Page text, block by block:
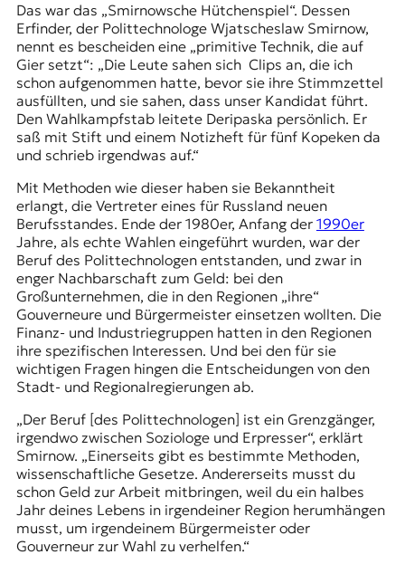
a
Das war das „Smirnowsche Hütchenspiel“. Dessen
Erfinder, der Polittechnologe Wjatscheslaw Smirnow,
nennt es bescheiden eine „primitive Technik, die auf
Gier setzt“: „Die Leute sahen sich Clips an, die ich
schon aufgenommen hatte, bevor sie ihre Stimmzettel
ausfüllten, und sie sahen, dass unser Kandidat führt.
Den Wahlkampfstab leitete Deripaska persönlich. Er
saß mit Stift und einem Notizheft für fünf Kopeken da
und schrieb irgendwas auf.“
Mit Methoden wie dieser haben sie Bekanntheit
erlangt, die Vertreter eines für Russland neuen
Berufsstandes. Ende der 1980er, Anfang der 1990er
Jahre, als echte Wahlen eingeführt wurden, war der
Beruf des Polittechnologen entstanden, und zwar in
enger Nachbarschaft zum Geld: bei den
Großunternehmen, die in den Regionen „ihre“
Gouverneure und Bürgermeister einsetzen wollten. Die
Finanz- und Industriegruppen hatten in den Regionen
ihre spezifischen Interessen. Und bei den für sie
wichtigen Fragen hingen die Entscheidungen von den
Stadt- und Regionalregierungen ab.
„Der Beruf [des Polittechnologen] ist ein Grenzgänger,
irgendwo zwischen Soziologe und Erpresser“, erklärt
Smirnow. „Einerseits gibt es bestimmte Methoden,
wissenschaftliche Gesetze. Andererseits musst du
schon Geld zur Arbeit mitbringen, weil du ein halbes
Jahr deines Lebens in irgendeiner Region herumhängen
musst, um irgendeinem Bürgermeister oder
Gouverneur zur Wahl zu verhelfen.“